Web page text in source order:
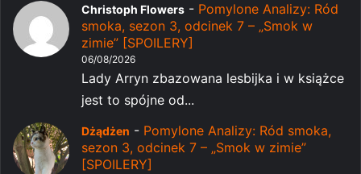
Christoph Flowers - Pomylone Analizy: Ród
smoka, sezon 3, odcinek 7 – „Smok w
zimie” [SPOILERY]
06/08/2026
Lady Arryn zbazowana lesbijka i w książce
jest to spójne od...
Dżądżen - Pomylone Analizy: Ród smoka,
sezon 3, odcinek 7 – „Smok w zimie”
[SPOILERY]